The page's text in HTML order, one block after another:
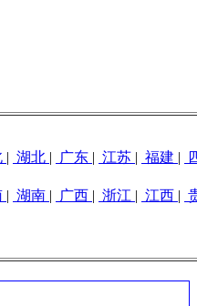
| 湖北 | 广东 | 江苏 | 福建 |
| 湖南 | 广西 | 浙江 | 江西 |